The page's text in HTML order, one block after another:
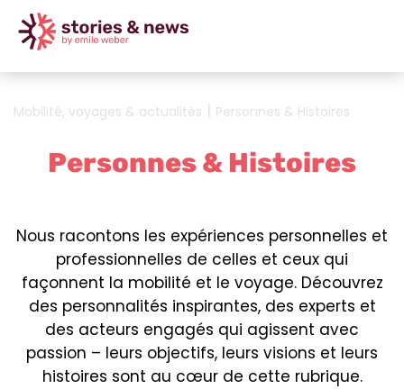
Mobilité, voyages & actualités | Personnes & Histoires
Personnes & Histoires
Nous racontons les expériences personnelles et
professionnelles de celles et ceux qui
façonnent la mobilité et le voyage. Découvrez
des personnalités inspirantes, des experts et
des acteurs engagés qui agissent avec
passion – leurs objectifs, leurs visions et leurs
histoires sont au cœur de cette rubrique.